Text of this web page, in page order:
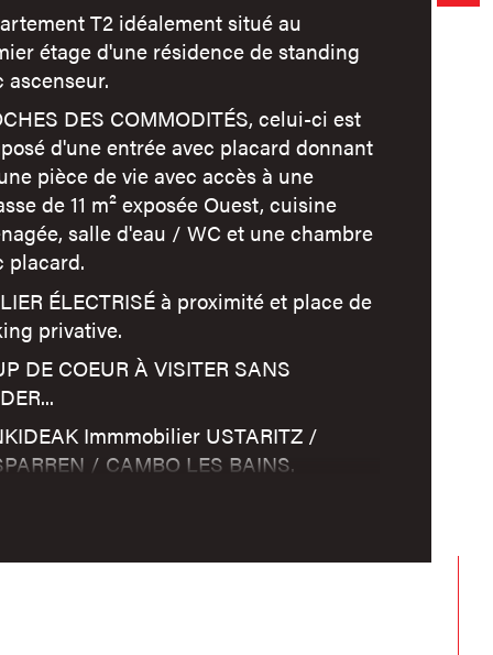
Valeurs
de pièces
de niveaux
T2 idéalement situé au
étage d'une résidence de standing
ascenseur.
DES COMMODITÉS, celui-ci est
d'une entrée avec placard donnant
pièce de vie avec accès à une
de 11 m² exposée Ouest, cuisine
salle d'eau / WC et une chambre
placard.
ÉLECTRISÉ à proximité et place de
privative.
DE COEUR À VISITER SANS
Immmobilier USTARITZ /
/ CAMBO LES BAINS.